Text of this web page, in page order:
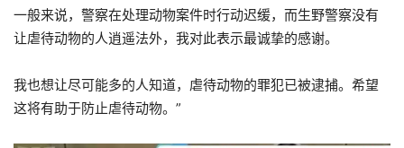
一般来说，警察在处理动物案件时行动迟缓，而生野警察没有
让虐待动物的人逍遥法外，我对此表示最诚挚的感谢。
我也想让尽可能多的人知道，虐待动物的罪犯已被逮捕。希望
这将有助于防止虐待动物。”